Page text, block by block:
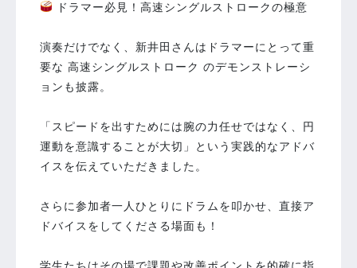
ドラマー必見！高速シングルストロークの極意
演奏だけでなく、新井田さんはドラマーにとって重
要な 高速シングルストローク のデモンストレーシ
ョンも披露。
「スピードを出すためには腕の力任せではなく、円
運動を意識することが大切」という実践的なアドバ
イスを伝えていただきました。
さらに参加者一人ひとりにドラムを叩かせ、直接ア
ドバイスをしてくださる場面も！